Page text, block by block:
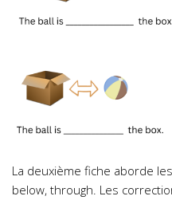
La deuxième fiche aborde
below, through. Les